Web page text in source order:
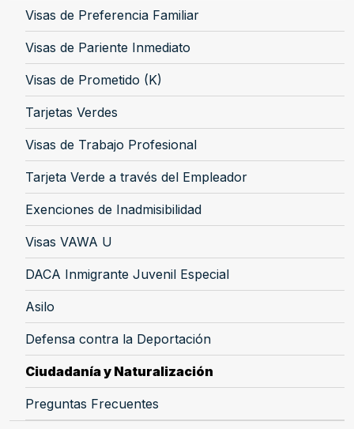
Visas de Preferencia Familiar
Visas de Pariente Inmediato
Visas de Prometido (K)
Tarjetas Verdes
Visas de Trabajo Profesional
Tarjeta Verde a través del Empleador
Exenciones de Inadmisibilidad
Visas VAWA U
DACA Inmigrante Juvenil Especial
Asilo
Defensa contra la Deportación
Ciudadanía y Naturalización
Preguntas Frecuentes